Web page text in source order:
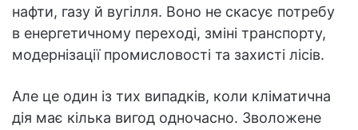
нафти, газу й вугілля. Воно не скасує потребу
в енергетичному переході, зміні транспорту,
модернізації промисловості та захисті лісів.
Але це один із тих випадків, коли кліматична
дія має кілька вигод одночасно. Зволожене